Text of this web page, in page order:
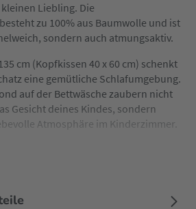
Liebling. Die
zu 100% aus Baumwolle und ist
sondern auch atmungsaktiv.
cm (Kopfkissen 40 x 60 cm) schenkt
eine gemütliche Schlafumgebung.
auf der Bettwäsche zaubern nicht
Gesicht deines Kindes, sondern
Atmosphäre im Kinderzimmer.